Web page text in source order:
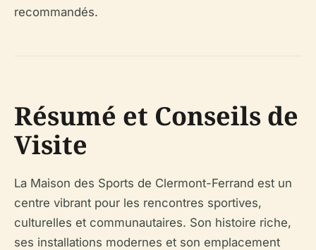
recommandés.
Résumé et Conseils de
Visite
La Maison des Sports de Clermont-Ferrand est un
centre vibrant pour les rencontres sportives,
culturelles et communautaires. Son histoire riche,
ses installations modernes et son emplacement